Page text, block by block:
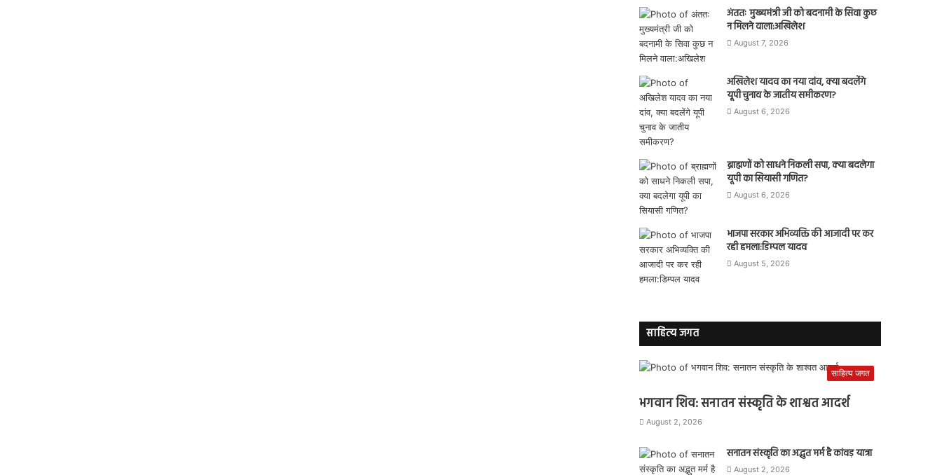
अंततः मुख्यमंत्री जी को बदनामी के सिवा कुछ
न मिलने वाला:अखिलेश
August 7, 2026
अखिलेश यादव का नया दांव, क्या बदलेंगे
यूपी चुनाव के जातीय समीकरण?
August 6, 2026
ब्राह्मणों को साधने निकली सपा, क्या बदलेगा
यूपी का सियासी गणित?
August 6, 2026
भाजपा सरकार अभिव्यक्ति की आजादी पर कर
रही हमला:डिम्पल यादव
August 5, 2026
साहित्य जगत
साहित्य जगत
भगवान शिव: सनातन संस्कृति के शाश्वत आदर्श
August 2, 2026
सनातन संस्कृति का अद्भुत मर्म है कांवड़ यात्रा
August 2, 2026